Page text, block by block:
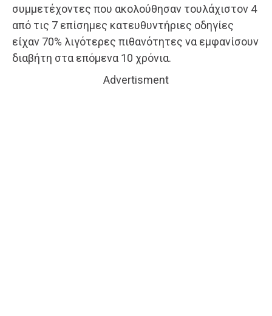
συμμετέχοντες που ακολούθησαν τουλάχιστον 4
από τις 7 επίσημες κατευθυντήριες οδηγίες
είχαν 70% λιγότερες πιθανότητες να εμφανίσουν
διαβήτη στα επόμενα 10 χρόνια.
Advertisment